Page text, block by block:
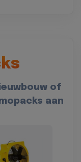
of
aan